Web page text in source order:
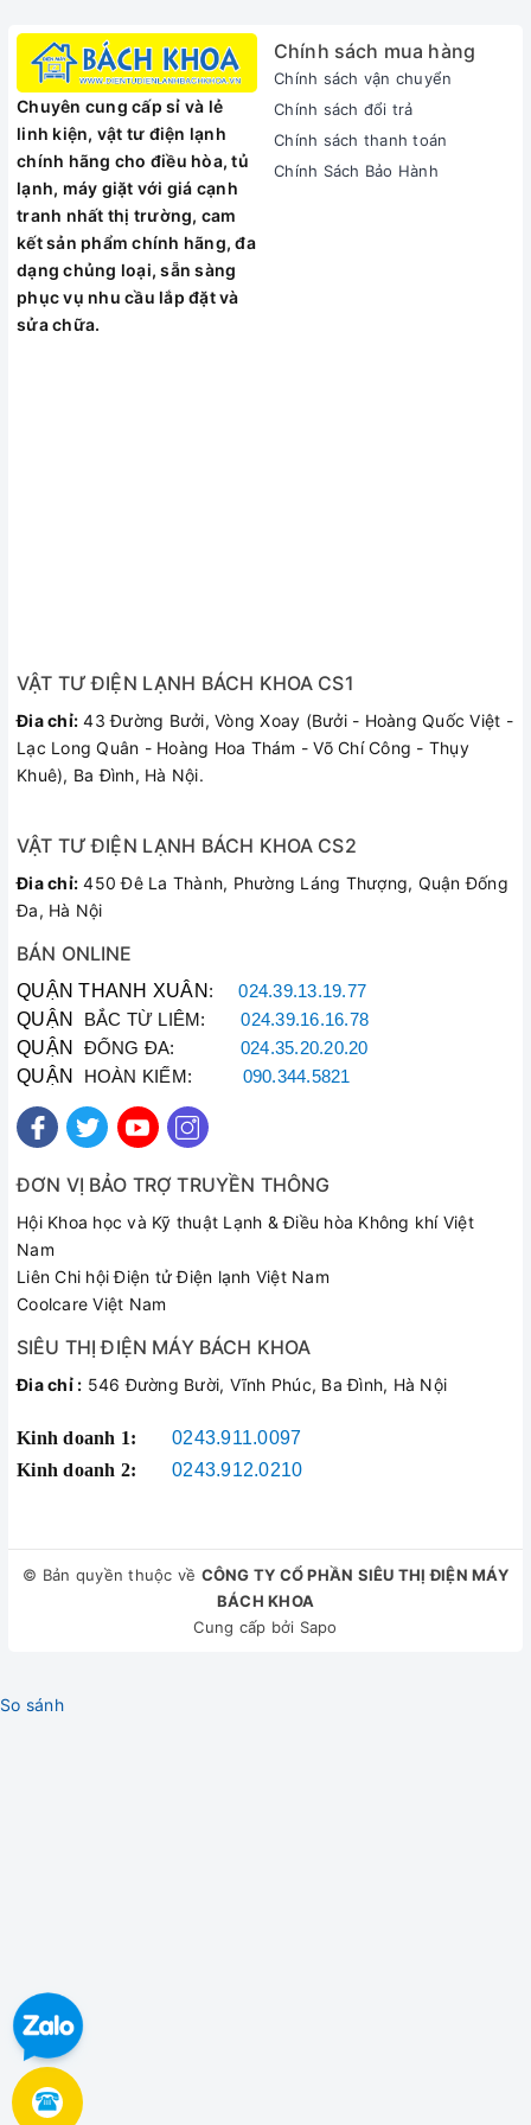
H2B cho phòng tắm gia đình mình.
Sưởi ấm khi tắm, không gây khô da, an toàn sức khỏe
Đèn suởi nhà tắm sử dụng bóng hồng ngoại không chỉ sưởi
ấm mà còn giúp làm giảm các triệu chứng đau nhức cơ thể,
tốt cho những người bị đau nhức xương khớp. Đồng thời còn
tăng cường trao đổi chất, kích thích tuần hoàn máu, cho bạn
cảm giác thật sảng khoái.
2 công tắc điều khiển mỗi bóng riêng biệt
Đèn sưởi nhà tắm 2 bóng Hans H2B trang bị 2 công tắc cho
phép người dùng điều khiển thuận tiện. Mỗi một công tắc
điều khiển cho một bóng, vì thế bạn dễ dàng có thể chuyển
Chuyên cung cấp sỉ và lẻ
linh kiện, vật tư điện lạnh
chính hãng cho điều hòa, tủ
lạnh, máy giặt với giá cạnh
tranh nhất thị trường, cam
kết sản phẩm chính hãng, đa
dạng chủng loại, sẵn sàng
phục vụ nhu cầu lắp đặt và
sửa chữa.
Chính sách mua hàng
Chính sách vận chuyển
Chính sách đổi trả
Chính sách thanh toán
Chính Sách Bảo Hành
VẬT TƯ ĐIỆN LẠNH BÁCH KHOA CS1
Đia chỉ: 43 Đường Bưởi, Vòng Xoay (Bưởi - Hoàng Quốc Việt -
Lạc Long Quân - Hoàng Hoa Thám - Võ Chí Công - Thụy
Khuê), Ba Đình, Hà Nội.
VẬT TƯ ĐIỆN LẠNH BÁCH KHOA CS2
Đia chỉ: 450 Đê La Thành, Phường Láng Thượng, Quận Đống
Đa, Hà Nội
BÁN ONLINE
QUẬN THANH XUÂN :024.39.13.19.77
QUẬN BẮC TỪ LIÊM:024.39.16.16.78
QUẬN ĐỐNG ĐA: 024.35.20.20.20
QUẬN HOÀN KIẾM: 090.344.5821
ĐƠN VỊ BẢO TRỢ TRUYỀN THÔNG
Hội Khoa học và Kỹ thuật Lạnh & Điều hòa Không khí Việt
Nam
Liên Chi hội Điện tử Điện lạnh Việt Nam
Coolcare Việt Nam
SIÊU THỊ ĐIỆN MÁY BÁCH KHOA
Đia chỉ : 546 Đường Bười, Vĩnh Phúc, Ba Đình, Hà Nội
Kinh doanh 1:
0243.911.0097
Kinh doanh 2:
0243.912.0210
© Bản quyền thuộc về CÔNG TY CỔ PHẦN SIÊU THỊ ĐIỆN MÁY
BÁCH KHOA
Cung cấp bởi Sapo
So sánh